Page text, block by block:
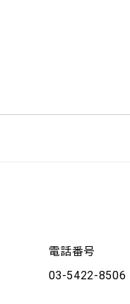
電話番号
03-5422-8506